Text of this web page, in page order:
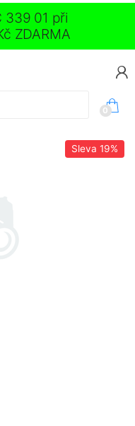
339 01 při
ZDARMA
0
Sleva 19%